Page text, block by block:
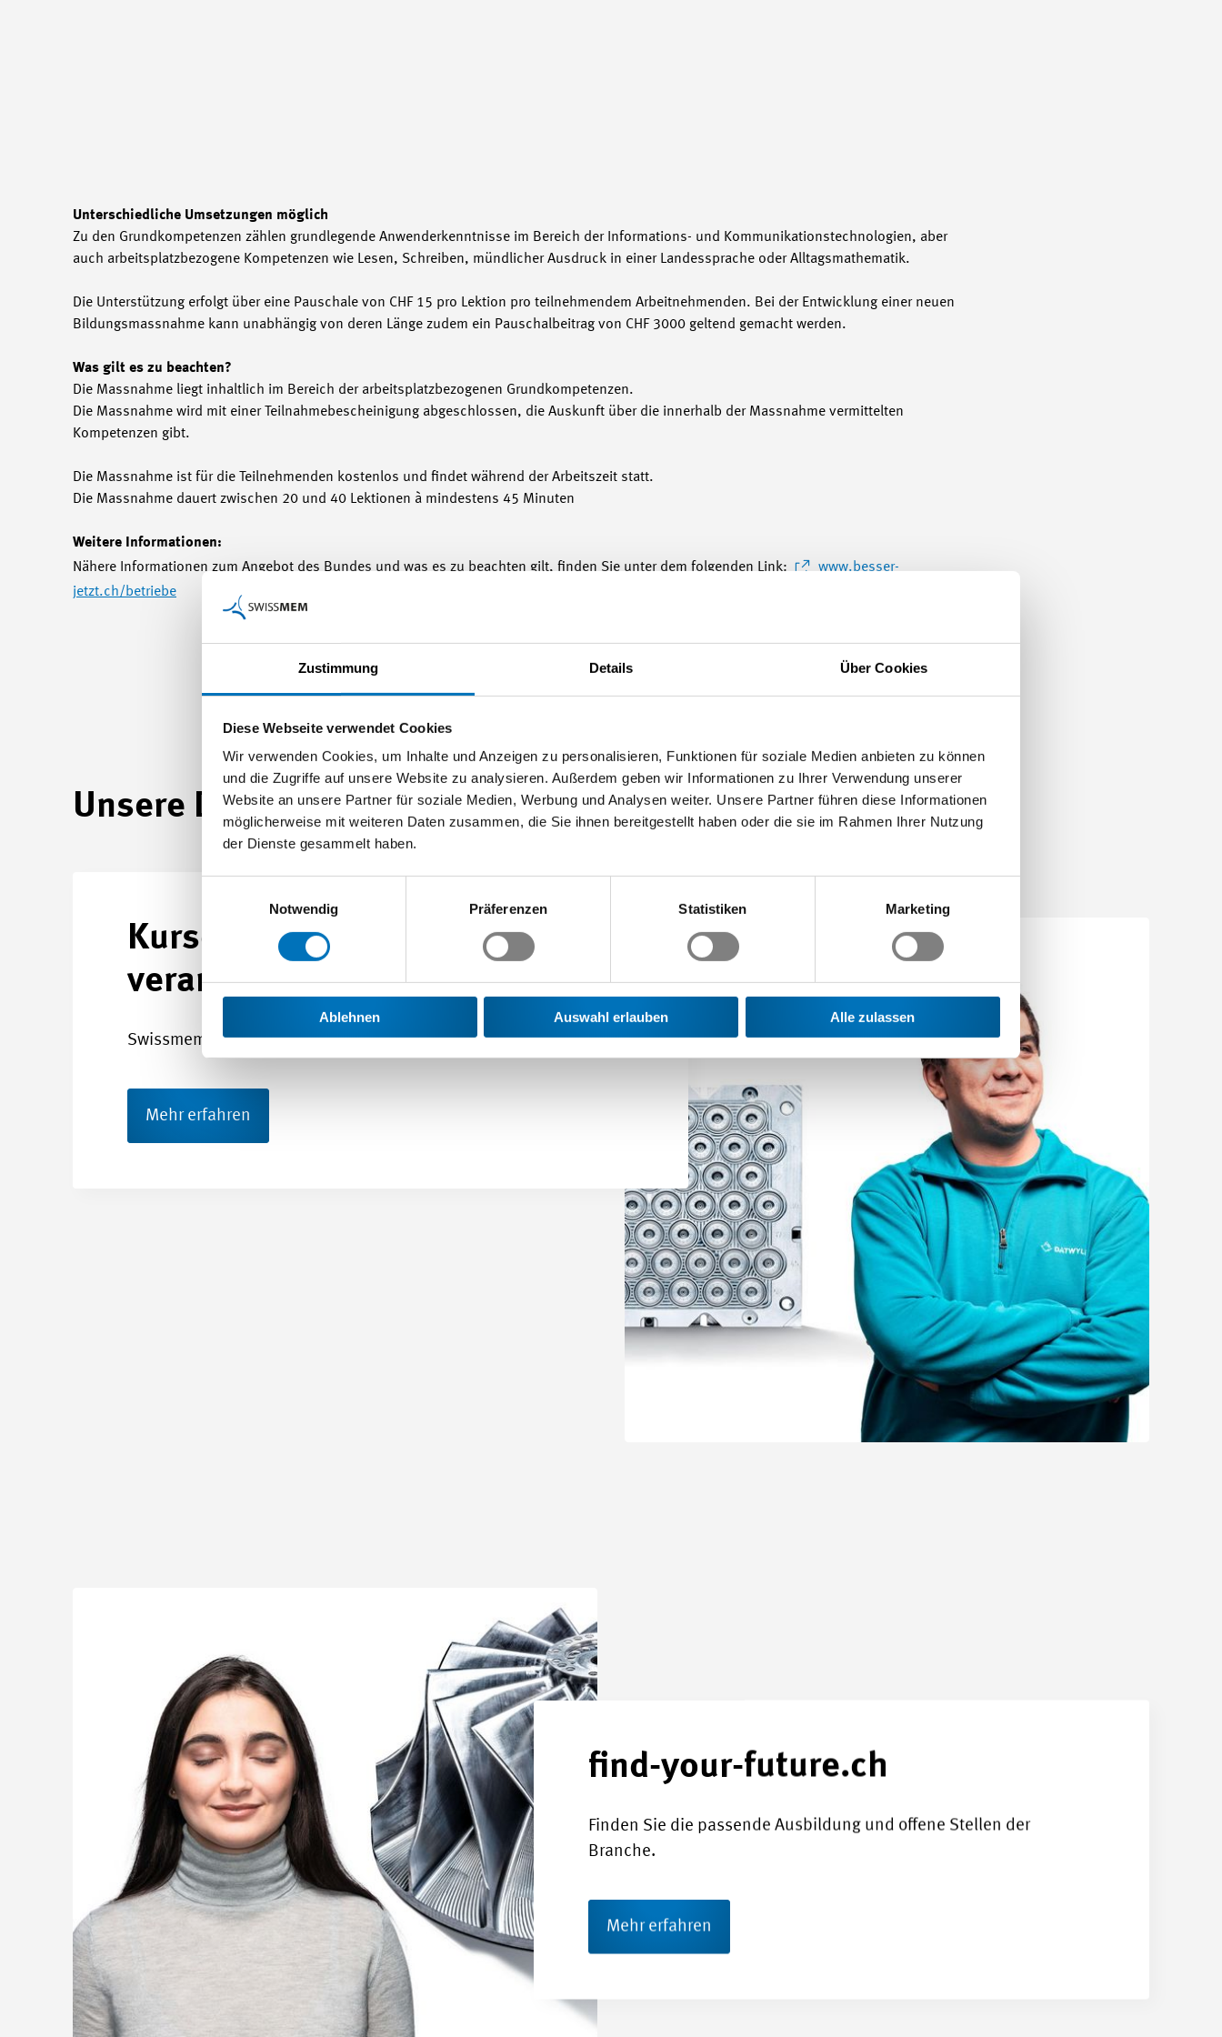
Zustimmung Details Über Cookies
Diese Webseite verwendet Cookies
Wir verwenden Cookies, um Inhalte und Anzeigen zu personalisieren, Funktionen für soziale Medien anbieten zu können
und die Zugriffe auf unsere Website zu analysieren. Außerdem geben wir Informationen zu Ihrer Verwendung unserer
Website an unsere Partner für soziale Medien, Werbung und Analysen weiter. Unsere Partner führen diese Informationen
möglicherweise mit weiteren Daten zusammen, die Sie ihnen bereitgestellt haben oder die sie im Rahmen Ihrer Nutzung
der Dienste gesammelt haben.
Notwendig
Präferenzen Statistiken Marketing
Ablehnen Auswahl erlauben Alle zulassen
Unterschiedliche Umsetzungen möglich
Zu den Grundkompetenzen zählen grundlegende Anwenderkenntnisse im Bereich der Informations- und Kommunikationstechnologien, aber
auch arbeitsplatzbezogene Kompetenzen wie Lesen, Schreiben, mündlicher Ausdruck in einer Landessprache oder Alltagsmathematik.
Die Unterstützung erfolgt über eine Pauschale von CHF 15 pro Lektion pro teilnehmendem Arbeitnehmenden. Bei der Entwicklung einer neuen
Bildungsmassnahme kann unabhängig von deren Länge zudem ein Pauschalbeitrag von CHF 3000 geltend gemacht werden.
Was gilt es zu beachten?
Die Massnahme liegt inhaltlich im Bereich der arbeitsplatzbezogenen Grundkompetenzen.
Die Massnahme wird mit einer Teilnahmebescheinigung abgeschlossen, die Auskunft über die innerhalb der Massnahme vermittelten
Kompetenzen gibt.
Die Massnahme ist für die Teilnehmenden kostenlos und findet während der Arbeitszeit statt.
Die Massnahme dauert zwischen 20 und 40 Lektionen à mindestens 45 Minuten
Weitere Informationen:
Nähere Informationen zum Angebot des Bundes und was es zu beachten gilt, finden Sie unter dem folgenden Link:
www.besser-
jetzt.ch/betriebe
Unsere Dienstleistungen zu diesem Thema
Kurse und Bildungs­
veranstaltungen
Swissmem Academy bietet Ihnen ein breites Kursangebot.
Mehr erfahren
find-your-future.ch
Finden Sie die passende Ausbildung und offene Stellen der
Branche.
Mehr erfahren